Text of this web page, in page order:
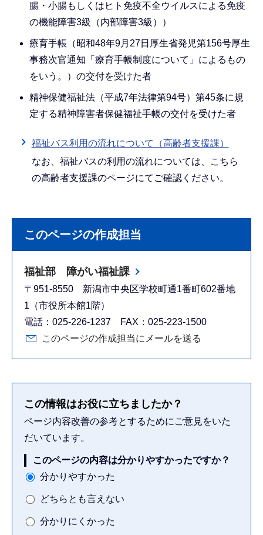
腸・小腸もしくはヒト免疫不全ウイルスによる免疫
の機能障害3級（内部障害3級））
療育手帳（昭和48年9月27日厚生省発児第156号厚生
事務次官通知「療育手帳制度について」によるもの
をいう。）の交付を受けた者
精神保健福祉法（平成7年法律第94号）第45条に規
定する精神障害者保健福祉手帳の交付を受けた者
福祉バス利用の流れについて（高齢者支援課）
なお、福祉バスの利用の流れについては、こちら
の高齢者支援課のページにてご確認ください。
このページの作成担当
福祉部 障がい福祉課
〒951-8550 新潟市中央区学校町通1番町602番地
1（市役所本館1階）
電話：025-226-1237 FAX：025-223-1500
このページの作成担当にメールを送る
この情報はお役に立ちましたか？
ページ内容改善の参考とするためにご意見をいた
だいています。
このページの内容は分かりやすかったですか？
分かりやすかった
どちらとも言えない
分かりにくかった